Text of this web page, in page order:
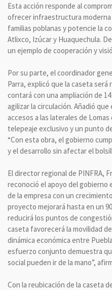
Esta acción responde al
ofrecer infraestructura
familias poblanas y potencie la
Atlixco, Izúcar y Huaquechula.
un ejemplo de cooperación y
Por su parte, el coordinador
Parra, explicó que la caseta será
contará con una ampliación de
agilizar la circulación. Añadió
accesos a las laterales de
telepeaje exclusivo y un punto
“Con esta obra, el gobierno
y el desarrollo sin afectar el
El director regional de PINFRA,
reconoció el apoyo del gobierno
de la empresa con un
proyecto mejorará hasta en un
reducirá los puntos de
caseta favorecerá la movilidad
dinámica económica entre
esfuerzo conjunto demuestra
social pueden ir de la mano”,
Con la reubicación de la caseta